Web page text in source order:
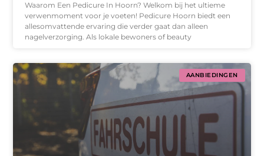
Waarom Een Pedicure In Hoorn? Welkom bij het ultieme
verwenmoment voor je voeten! Pedicure Hoorn biedt een
allesomvattende ervaring die verder gaat dan alleen
nagelverzorging. Als lokale bewoners of beauty
AANBIEDINGEN